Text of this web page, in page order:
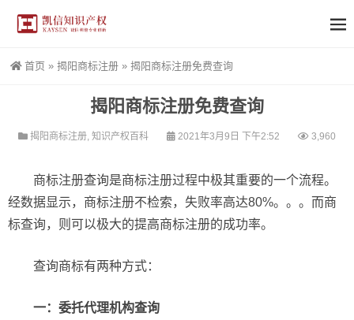
首页 » 揭阳商标注册 » 揭阳商标注册免费查询
揭阳商标注册免费查询
揭阳商标注册, 知识产权百科 2021年3月9日 下午2:52 3,960
商标注册查询是商标注册过程中极其重要的一个流程。
经数据显示，商标注册不检索，失败率高达80%。。。而商
标查询，则可以极大的提高商标注册的成功率。
查询商标有两种方式：
一：委托代理机构查询